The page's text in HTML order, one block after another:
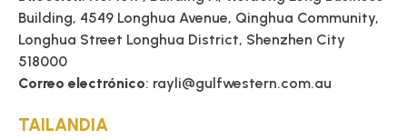
Building, 4549 Longhua Avenue, Qinghua Community,
Longhua Street Longhua District, Shenzhen City
518000
Correo electrónico: rayli@gulfwestern.com.au
TAILANDIA